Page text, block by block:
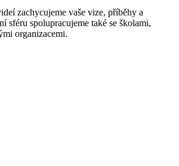
zachycujeme vaše vize, příběhy a
sféru spolupracujeme také se školami,
organizacemi.